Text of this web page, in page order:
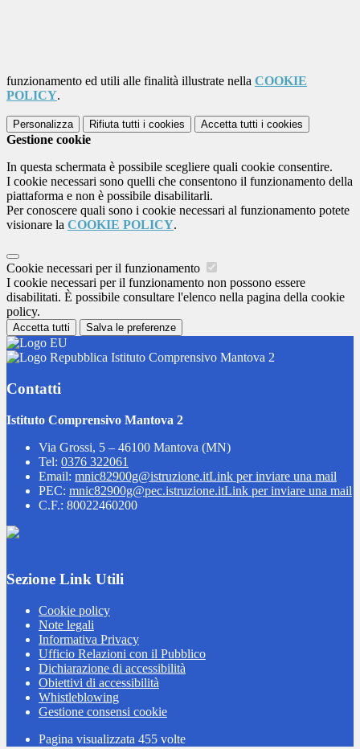
funzionamento ed utili alle finalità illustrate nella COOKIE
POLICY.
Personalizza Rifiuta tutti i cookies Accetta tutti i cookies
Gestione cookie
In questa schermata è possibile scegliere quali cookie consentire.
I cookie necessari sono quelli che consentono il funzionamento della
piattaforma e non è possibile disabilitarli.
Per conoscere quali sono i cookie necessari al funzionamento potete
visionare la COOKIE POLICY.
Cookie necessari per il funzionamento
I cookie necessari per il funzionamento non possono essere
disabilitati. È possibile consultare l'elenco nella pagina della cookie
policy.
Accetta tutti Salva le preferenze
Istituto Comprensivo Mantova 2
Contatti
Istituto Comprensivo Mantova 2
Via Grossi, 5 – 46100 Mantova (MN)
Tel: 0376 322061
Email: mnic82900g@istruzione.itLink per inviare una mail
PEC: mnic82900g@pec.istruzione.itLink per inviare una mail
C.F.: 80022460200
Sezione Link Utili
Cookie policy
Note legali
Informativa Privacy
Ufficio Relazioni con il Pubblico
Dichiarazione di accessibilità
Obiettivi di accessibilità
Whistleblowing
Gestione consensi cookie
Pagina visualizzata 455 volte